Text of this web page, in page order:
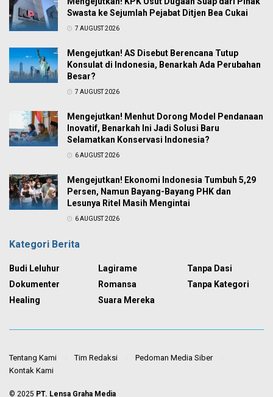
Swasta ke Sejumlah Pejabat Ditjen Bea Cukai
7 AUGUST 2026
Mengejutkan! AS Disebut Berencana Tutup
Konsulat di Indonesia, Benarkah Ada Perubahan
Besar?
7 AUGUST 2026
Mengejutkan! Menhut Dorong Model Pendanaan
Inovatif, Benarkah Ini Jadi Solusi Baru
Selamatkan Konservasi Indonesia?
6 AUGUST 2026
Mengejutkan! Ekonomi Indonesia Tumbuh 5,29
Persen, Namun Bayang-Bayang PHK dan
Lesunya Ritel Masih Mengintai
6 AUGUST 2026
Kategori Berita
Budi Leluhur
Dokumenter
Healing
Lagirame
Romansa
Suara Mereka
Tanpa Dasi
Tanpa Kategori
Tentang Kami Tim Redaksi
Pedoman Media Siber
Kontak Kami
© 2025 PT. Lensa Graha Media